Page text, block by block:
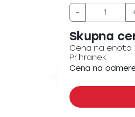
-
Skupna
Cena na enoto
Prihranek
Cena na